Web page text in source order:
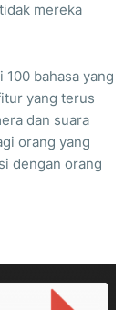
mereka
bahasa yang
yang terus
dan suara
orang yang
dengan orang